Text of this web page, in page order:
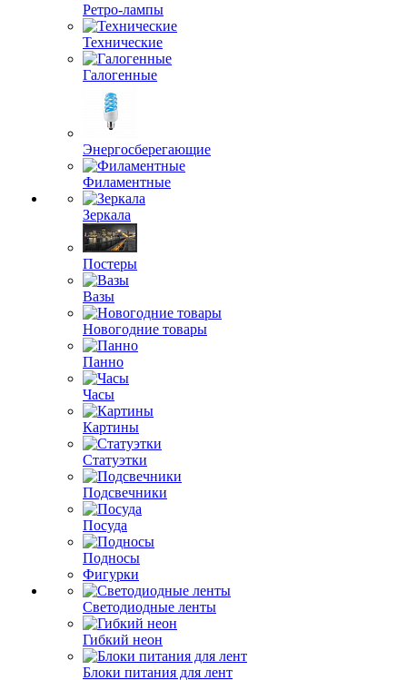
Ретро-лампы
Технические
Галогенные
Энергосберегающие
Филаментные
Зеркала
Постеры
Вазы
Новогодние товары
Панно
Часы
Картины
Статуэтки
Подсвечники
Посуда
Подносы
Фигурки
Светодиодные ленты
Гибкий неон
Блоки питания для лент